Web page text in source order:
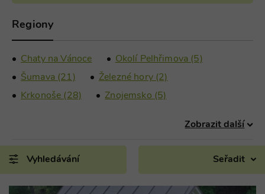
Regiony
Chaty na Vánoce
Okolí Pelhřimova (5)
Šumava (21)
Železné hory (2)
Krkonoše (28)
Znojemsko (5)
Zobrazit další
Vyhledávání Seřadit